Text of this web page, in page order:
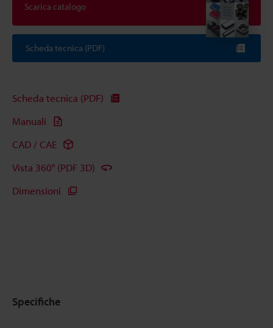
Scarica catalogo
Scheda tecnica (PDF)
Scheda tecnica (PDF)
Manuali
CAD / CAE
Vista 360° (PDF 3D)
Dimensioni
Specifiche